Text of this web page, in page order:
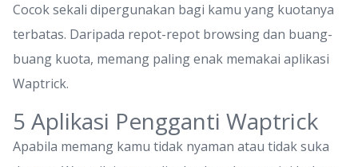
Cocok sekali dipergunakan bagi kamu yang kuotanya
terbatas. Daripada repot-repot browsing dan buang-
buang kuota, memang paling enak memakai aplikasi
Waptrick.
5 Aplikasi Pengganti Waptrick
Apabila memang kamu tidak nyaman atau tidak suka